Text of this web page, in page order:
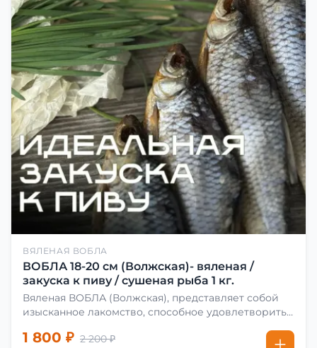
ВЯЛЕНАЯ ВОБЛА
ВОБЛА 18-20 см (Волжская)- вяленая /
закуска к пиву / сушеная рыба 1 кг.
Вяленая ВОБЛА (Волжская), представляет собой
изысканное лакомство, способное удовлетворить
сделать вяленую воблу, её сначала хорошо солят.
1 800 ₽ 2 200 ₽